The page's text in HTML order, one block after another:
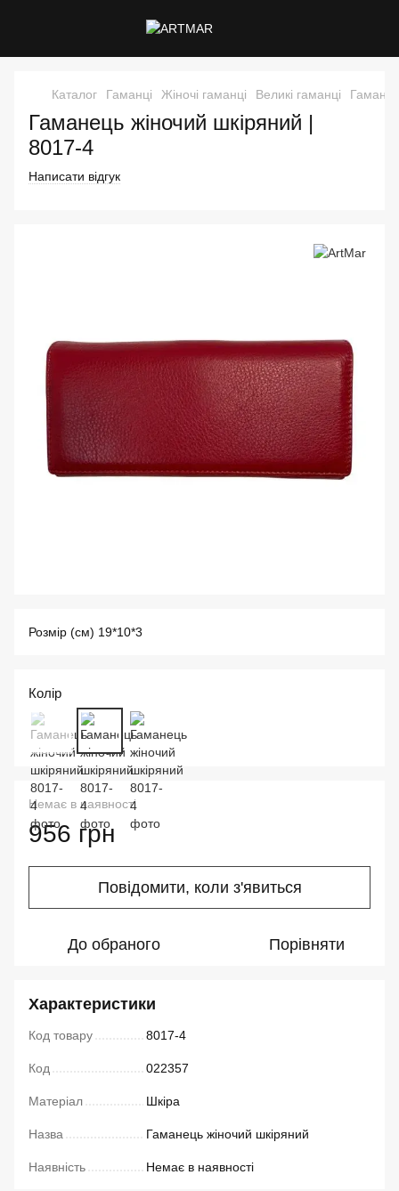
Каталог Гаманці Жіночі гаманці Великі гаманці
Гаманець жіночий шкіряний |
8017-4
Написати відгук
Розмір (см) 19*10*3
Колір
Немає в наявності
956 грн
Повідомити, коли з'явиться
До обраного Порівняти
Характеристики
Код товару 8017-4
Код 022357
Матеріал Шкіра
Назва Гаманець жіночий шкіряний
Наявність Немає в наявності